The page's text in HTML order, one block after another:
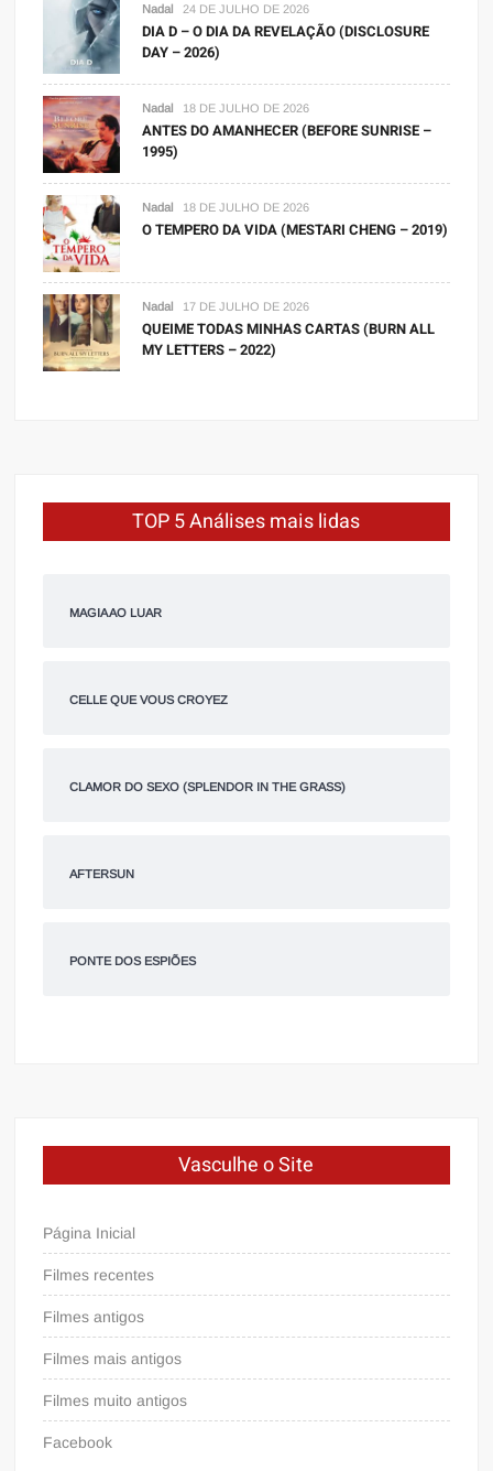
Nadal 24 DE JULHO DE 2026
DIA D – O DIA DA REVELAÇÃO (DISCLOSURE
DAY – 2026)
Nadal 18 DE JULHO DE 2026
ANTES DO AMANHECER (BEFORE SUNRISE –
1995)
Nadal 18 DE JULHO DE 2026
O TEMPERO DA VIDA (MESTARI CHENG – 2019)
Nadal 17 DE JULHO DE 2026
QUEIME TODAS MINHAS CARTAS (BURN ALL
MY LETTERS – 2022)
TOP 5 Análises mais lidas
MAGIA AO LUAR
CELLE QUE VOUS CROYEZ
CLAMOR DO SEXO (SPLENDOR IN THE GRASS)
AFTERSUN
PONTE DOS ESPIÕES
Vasculhe o Site
Página Inicial
Filmes recentes
Filmes antigos
Filmes mais antigos
Filmes muito antigos
Facebook